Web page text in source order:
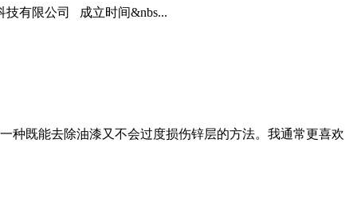
技有限公司 成立时间&nbs...
种既能去除油漆又不会过度损伤锌层的方法。我通常更喜欢